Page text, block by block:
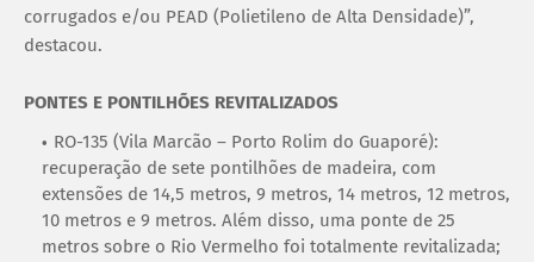
corrugados e/ou PEAD (Polietileno de Alta Densidade)”,
destacou.
PONTES E PONTILHÕES REVITALIZADOS
RO-135 (Vila Marcão – Porto Rolim do Guaporé):
recuperação de sete pontilhões de madeira, com
extensões de 14,5 metros, 9 metros, 14 metros, 12 metros,
10 metros e 9 metros. Além disso, uma ponte de 25
metros sobre o Rio Vermelho foi totalmente revitalizada;